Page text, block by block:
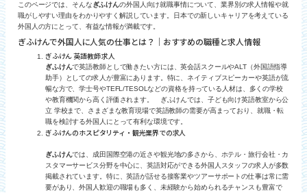
このページでは、そんなぎふけんの外国人向け就職事情について、業界別の求人情報や就
職がしやすい理由をわかりやすく解説しています。日本での新しいキャリアを考えている
外国人の方にとって、有益な情報が満載です。
ぎふけんで外国人に人気の仕事とは？｜おすすめの職種と求人情報
ぎふけん 英語教師 求人
ぎふけんで英語教師として働きたい方には、英会話スクールやALT（外国語指導
助手）としての求人が豊富にあります。特に、ネイティブスピーカーや英語が流
暢な方で、学士号やTEFL/TESOLなどの資格を持っている人材は、多くの学校
や教育機関から高く評価されます。 ぎふけんでは、子ども向け英語教室から公
立 学校まで、さまざまな教育現場で英語教師の需要が高まっており、就職・転
職を検討する外国人にとって有利な環境です。
ぎふけんのホスピタリティ・観光業界での求人
ぎふけんでは、成田国際空港の近さや観光地の多さから、ホテル・旅行会社・カ
スタマーサービス分野を中心に、英語対応ができる外国人スタッフの求人が多数
掲載されています。特に、英語が話せる接客業やツアーサポートの仕事は常に需
要があり、外国人歓迎の職場も多く、未経験から始められるチャンスも豊富で